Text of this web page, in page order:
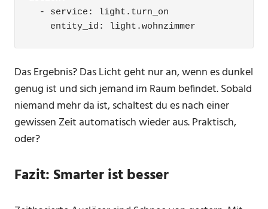
    entity_id: light.wohnzimmer
Das Ergebnis? Das Licht geht nur an, wenn es dunkel
genug ist und sich jemand im Raum befindet. Sobald
niemand mehr da ist, schaltest du es nach einer
gewissen Zeit automatisch wieder aus. Praktisch,
oder?
Fazit: Smarter ist besser